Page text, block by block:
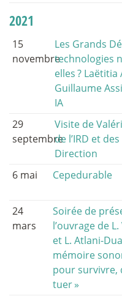
2021
15
novembre
Les Grands
technologies
elles?
Guillaume
IA
29
septembre
Visite de
de l’IRD et
Direction
6 mai Cepedurable
24
mars
Soirée de
l’ouvrage de
et L. Atlani-
mémoire
pour survivre,
tuer»